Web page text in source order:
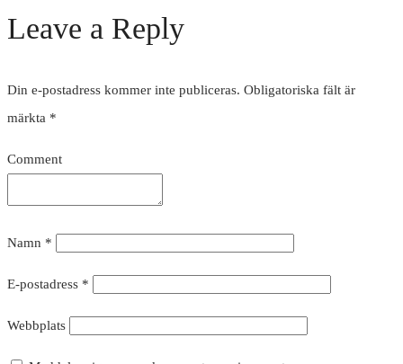
Leave a Reply
Din e-postadress kommer inte publiceras. Obligatoriska fält är
märkta *
Comment
Namn *
E-postadress *
Webbplats